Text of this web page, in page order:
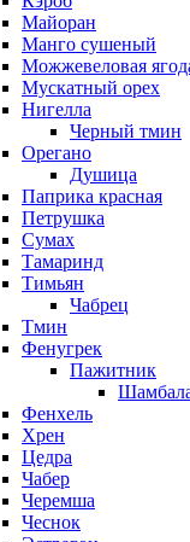
Майоран
Манго сушеный
Можжевеловая
Мускатный орех
Нигелла
Черный тмин
Орегано
Душица
Паприка красная
Петрушка
Сумах
Тамаринд
Тимьян
Чабрец
Тмин
Фенугрек
Пажитник
Фенхель
Хрен
Цедра
Чабер
Черемша
Чеснок